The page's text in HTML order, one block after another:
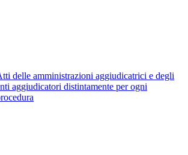
delle amministrazioni aggiudicatrici e degli
aggiudicatori distintamente per ogni